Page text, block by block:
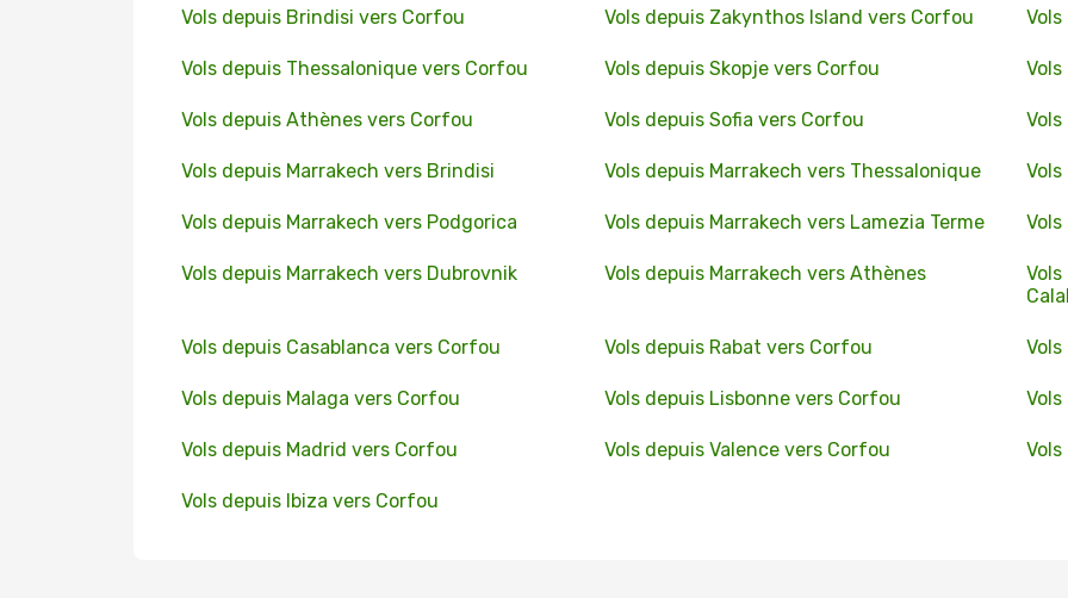
Vols depuis Brindisi vers Corfou Vols depuis Zakynthos Island vers Corfou
Vols depuis Thessalonique vers Corfou Vols depuis Skopje vers Corfou
Vols depuis Athènes vers Corfou Vols depuis Sofia vers Corfou
Vols depuis Marrakech vers Brindisi Vols depuis Marrakech vers Thessalonique
Vols depuis Marrakech vers Podgorica Vols depuis Marrakech vers Lamezia Terme
Vols depuis Marrakech vers Dubrovnik Vols depuis Marrakech vers Athènes
Vols depuis Casablanca vers Corfou Vols depuis Rabat vers Corfou
Vols depuis Malaga vers Corfou Vols depuis Lisbonne vers Corfou
Vols depuis Madrid vers Corfou Vols depuis Valence vers Corfou
Vols depuis Ibiza vers Corfou